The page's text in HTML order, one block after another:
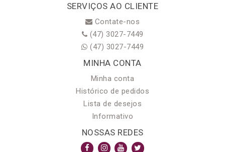
SERVIÇOS AO CLIENTE
Contate-nos
(47) 3027-7449
(47) 3027-7449
MINHA CONTA
Minha conta
Histórico de pedidos
Lista de desejos
Informativo
NOSSAS REDES